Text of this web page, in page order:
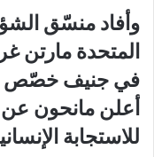
وأفاد منسّق
المتحدة مارتن
في جنيف خصّص
للاستجابة